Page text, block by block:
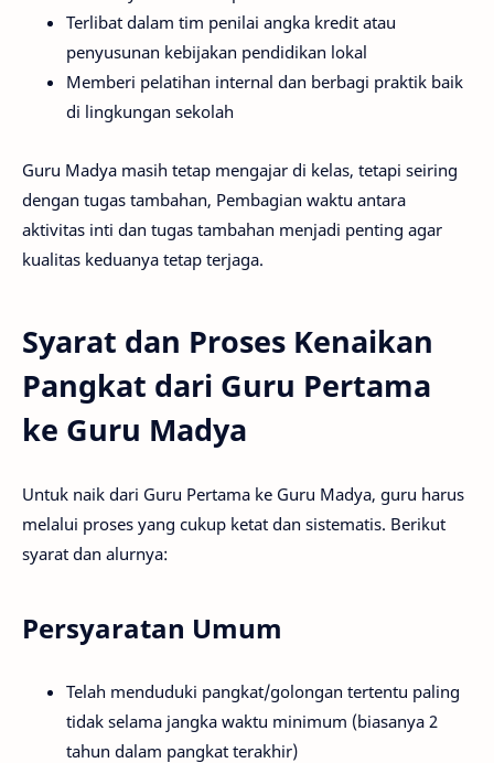
Terlibat dalam tim penilai angka kredit atau
penyusunan kebijakan pendidikan lokal
Memberi pelatihan internal dan berbagi praktik baik
di lingkungan sekolah
Guru Madya masih tetap mengajar di kelas, tetapi seiring
dengan tugas tambahan, Pembagian waktu antara
aktivitas inti dan tugas tambahan menjadi penting agar
kualitas keduanya tetap terjaga.
Syarat dan Proses Kenaikan
Pangkat dari Guru Pertama
ke Guru Madya
Untuk naik dari Guru Pertama ke Guru Madya, guru harus
melalui proses yang cukup ketat dan sistematis. Berikut
syarat dan alurnya:
Persyaratan Umum
Telah menduduki pangkat/golongan tertentu paling
tidak selama jangka waktu minimum (biasanya 2
tahun dalam pangkat terakhir)